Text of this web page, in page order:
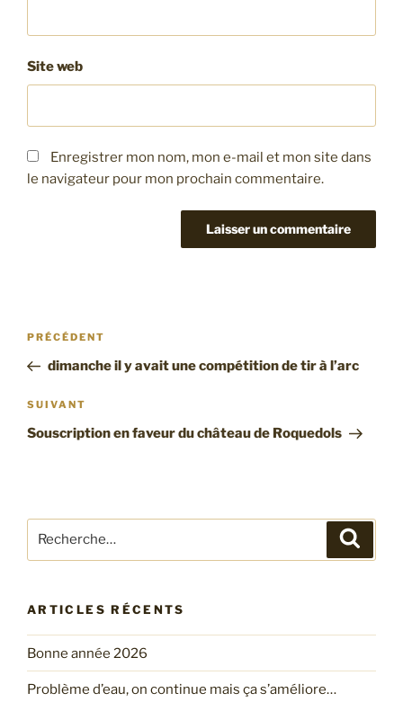
Site web
Enregistrer mon nom, mon e-mail et mon site dans
le navigateur pour mon prochain commentaire.
Navigation
l’article
Article
précédent
PRÉCÉDENT
dimanche il y avait une compétition de tir à l’arc
Article
suivant
SUIVANT
Souscription en faveur du château de Roquedols
pour
ARTICLES RÉCENTS
Bonne année 2026
Problème d’eau, on continue mais ça s’améliore…